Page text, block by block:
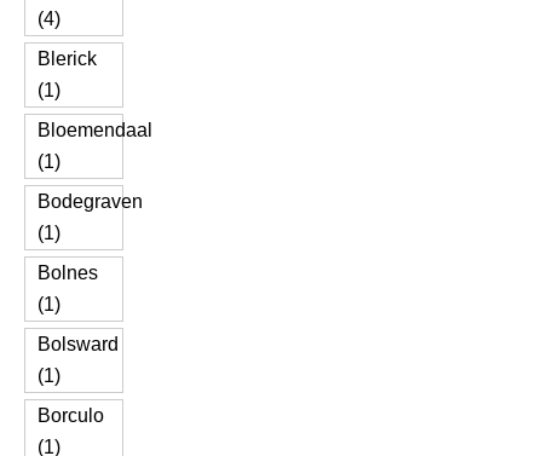
(4)
Blerick
(1)
Bloemendaal
(1)
Bodegraven
(1)
Bolnes
(1)
Bolsward
(1)
Borculo
(1)